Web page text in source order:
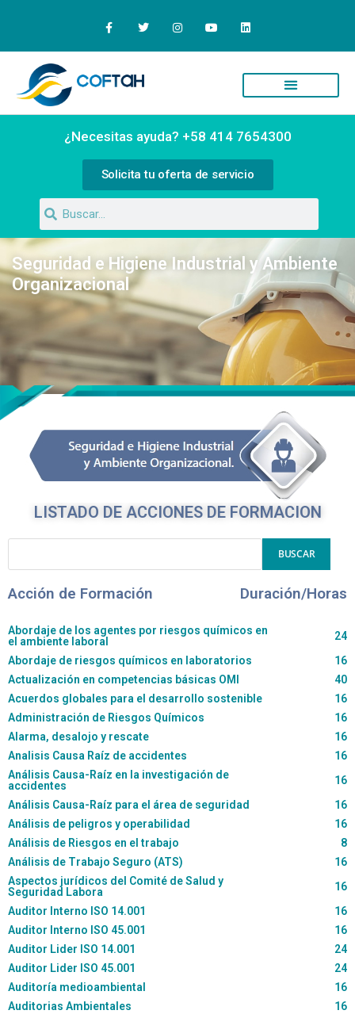
¿Necesitas ayuda? +58 414 7654300
Solicita tu oferta de servicio
Seguridad e Higiene Industrial y Ambiente
Organizacional
LISTADO DE ACCIONES DE FORMACION
Acción de Formación Duración/Horas
Abordaje de los agentes por riesgos químicos en
el ambiente laboral
24
Abordaje de riesgos químicos en laboratorios
16
Actualización en competencias básicas OMI
40
Acuerdos globales para el desarrollo sostenible
16
Administración de Riesgos Químicos
16
Alarma, desalojo y rescate
16
Analisis Causa Raíz de accidentes
16
Análisis Causa-Raíz en la investigación de
accidentes
16
Análisis Causa-Raíz para el área de seguridad
16
Análisis de peligros y operabilidad
16
Análisis de Riesgos en el trabajo
8
Análisis de Trabajo Seguro (ATS)
16
Aspectos jurídicos del Comité de Salud y
Seguridad Labora
16
Auditor Interno ISO 14.001
16
Auditor Interno ISO 45.001
16
Auditor Lider ISO 14.001
24
Auditor Lider ISO 45.001
24
Auditoría medioambiental
16
Auditorias Ambientales
16